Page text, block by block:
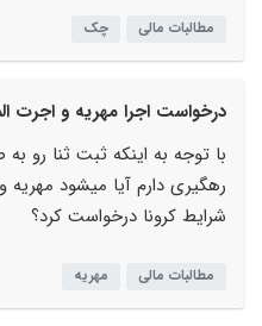
مطالبات مالی چک
درخواست اجرا مهریه و اجرت
با توجه به اینکه ثبت ثنا رو
رهگیری دارم آیا میشود مهریه
شرایط کرونا درخواست کرد؟
مطالبات مالی مهریه